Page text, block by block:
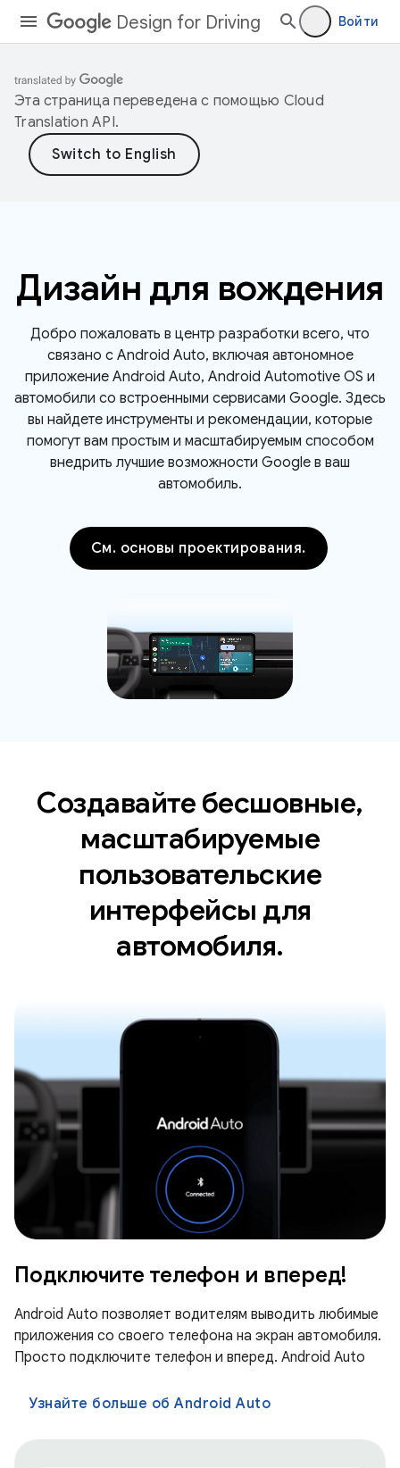
Design for Driving Войти
Эта страница переведена с помощью Cloud
Translation API.
Дизайн для вождения
Добро пожаловать в центр разработки всего, что
связано с Android Auto, включая автономное
приложение Android Auto, Android Automotive OS и
автомобили со встроенными сервисами Google. Здесь
вы найдете инструменты и рекомендации, которые
помогут вам простым и масштабируемым способом
внедрить лучшие возможности Google в ваш
автомобиль.
См. основы проектирования.
Создавайте бесшовные,
масштабируемые
пользовательские
интерфейсы для
автомобиля.
Подключите телефон и вперед!
Android Auto позволяет водителям выводить любимые
приложения со своего телефона на экран автомобиля.
Просто подключите телефон и вперед. Android Auto
Узнайте больше об Android Auto